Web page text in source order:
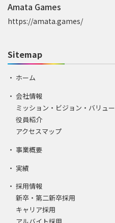
Amata Games
https://amata.games/
Sitemap
ホーム
会社情報
ミッション・ビジョン・バリュー
役員紹介
アクセスマップ
事業概要
実績
採用情報
新卒・第二新卒採用
キャリア採用